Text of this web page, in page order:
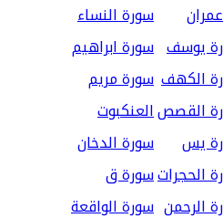
سورة النساء
يوسف سورة ابراهيم
الكهف سورة مريم
القصصالعنكبوت
يس
سورة الدخان
الحجراتسورة ق
الرحمن سورة الواقعة